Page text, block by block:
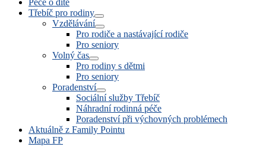
Péče o dítě
Třebíč pro rodiny
Vzdělávání
Pro rodiče a nastávající rodiče
Pro seniory
Volný čas
Pro rodiny s dětmi
Pro seniory
Poradenství
Sociální služby Třebíč
Náhradní rodinná péče
Poradenství při výchovných problémech
Aktuálně z Family Pointu
Mapa FP